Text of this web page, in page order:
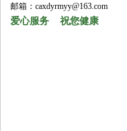
邮箱：caxdyrmyy@163.com
爱心服务 祝您健康